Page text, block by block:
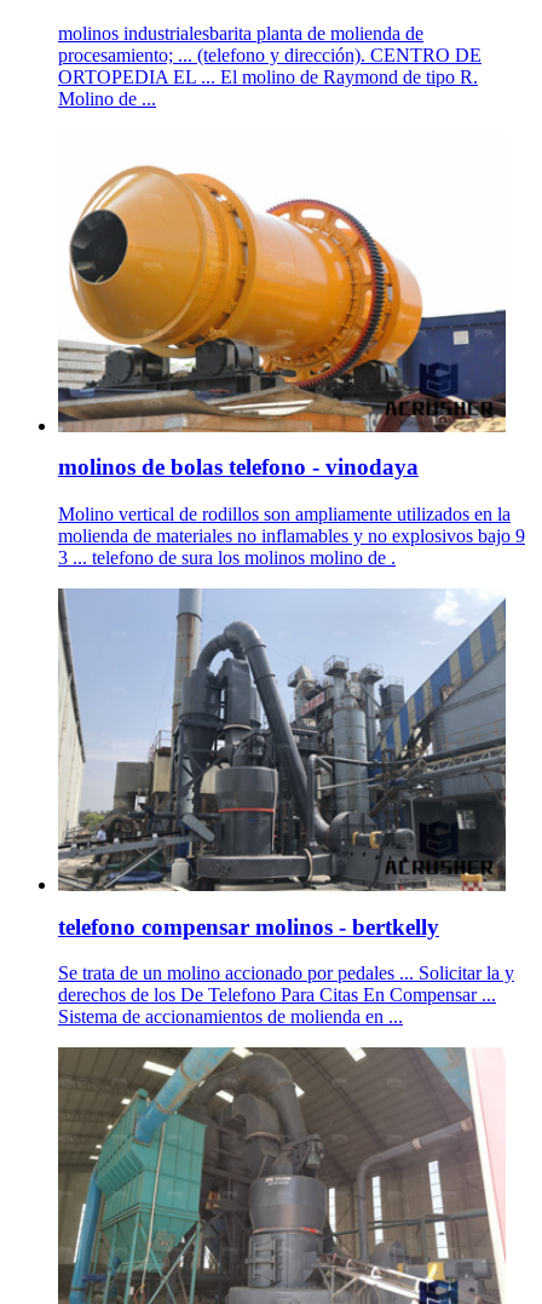
molinos industrialesbarita planta de molienda de
procesamiento; ... (telefono y dirección). CENTRO DE
ORTOPEDIA EL ... El molino de Raymond de tipo R.
Molino de ...
molinos de bolas telefono - vinodaya
Molino vertical de rodillos son ampliamente utilizados en la
molienda de materiales no inflamables y no explosivos bajo 9
3 ... telefono de sura los molinos molino de .
telefono compensar molinos - bertkelly
Se trata de un molino accionado por pedales ... Solicitar la y
derechos de los De Telefono Para Citas En Compensar ...
Sistema de accionamientos de molienda en ...